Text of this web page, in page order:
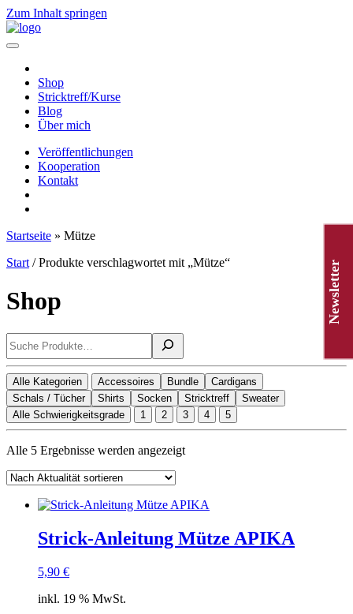
Zum Inhalt springen
Hauptnavigation
Shop
Stricktreff/Kurse
Blog
Über mich
Veröffentlichungen
Kooperation
Kontakt
Startseite » Mütze
Start / Produkte verschlagwortet mit „Mütze“
Shop
Suchen
Alle Kategorien Accessoires Bundle
Cardigans
Schals / Tücher
Shirts Socken Stricktreff
Sweater
Alle Schwierigkeitsgrade
1 2 3 4 5
Alle 5 Ergebnisse werden angezeigtNach
Strick-Anleitung Mütze APIKA
5,90 €
inkl. 19 % MwSt.
Newsletter